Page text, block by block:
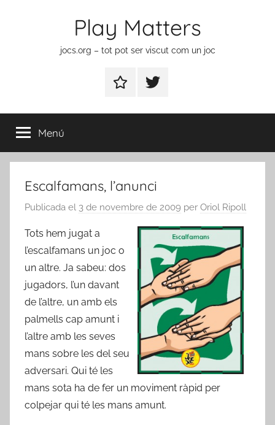
Play Matters
jocs.org – tot pot ser viscut com un joc
ContactarElement
menú
Menú
Escalfamans, l’anunci
Publicada el 3 de novembre de 2009 per Oriol Ripoll
Tots hem jugat a
l’escalfamans un joc o
un altre. Ja sabeu: dos
jugadors, l’un davant
de l’altre, un amb els
palmells cap amunt i
l’altre amb les seves
mans sobre les del seu
adversari. Qui té les
mans sota ha de fer un moviment ràpid per
colpejar qui té les mans amunt.